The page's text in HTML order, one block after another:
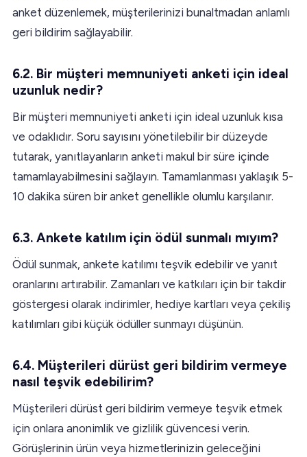
anket düzenlemek, müşterilerinizi bunaltmadan anlamlı
geri bildirim sağlayabilir.
6.2. Bir müşteri memnuniyeti anketi için ideal
uzunluk nedir?
Bir müşteri memnuniyeti anketi için ideal uzunluk kısa
ve odaklıdır. Soru sayısını yönetilebilir bir düzeyde
tutarak, yanıtlayanların anketi makul bir süre içinde
tamamlayabilmesini sağlayın. Tamamlanması yaklaşık 5-
10 dakika süren bir anket genellikle olumlu karşılanır.
6.3. Ankete katılım için ödül sunmalı mıyım?
Ödül sunmak, ankete katılımı teşvik edebilir ve yanıt
oranlarını artırabilir. Zamanları ve katkıları için bir takdir
göstergesi olarak indirimler, hediye kartları veya çekiliş
katılımları gibi küçük ödüller sunmayı düşünün.
6.4. Müşterileri dürüst geri bildirim vermeye
nasıl teşvik edebilirim?
Müşterileri dürüst geri bildirim vermeye teşvik etmek
için onlara anonimlik ve gizlilik güvencesi verin.
Görüşlerinin ürün veya hizmetlerinizin geleceğini